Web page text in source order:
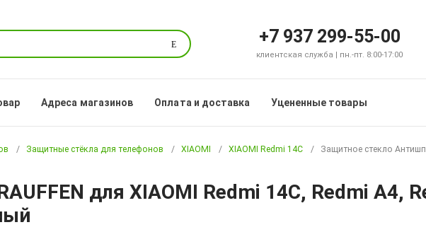
Поиск +7 937 299-55-00
клиентская служба | пн.-пт. 8:00-17:00
Адреса магазинов Оплата и доставка Уцененные товары
Защитные стёкла для телефонов XIAOMI XIAOMI Redmi 14C
Защитное стекло
для XIAOMI Redmi 14C, Redmi A4,